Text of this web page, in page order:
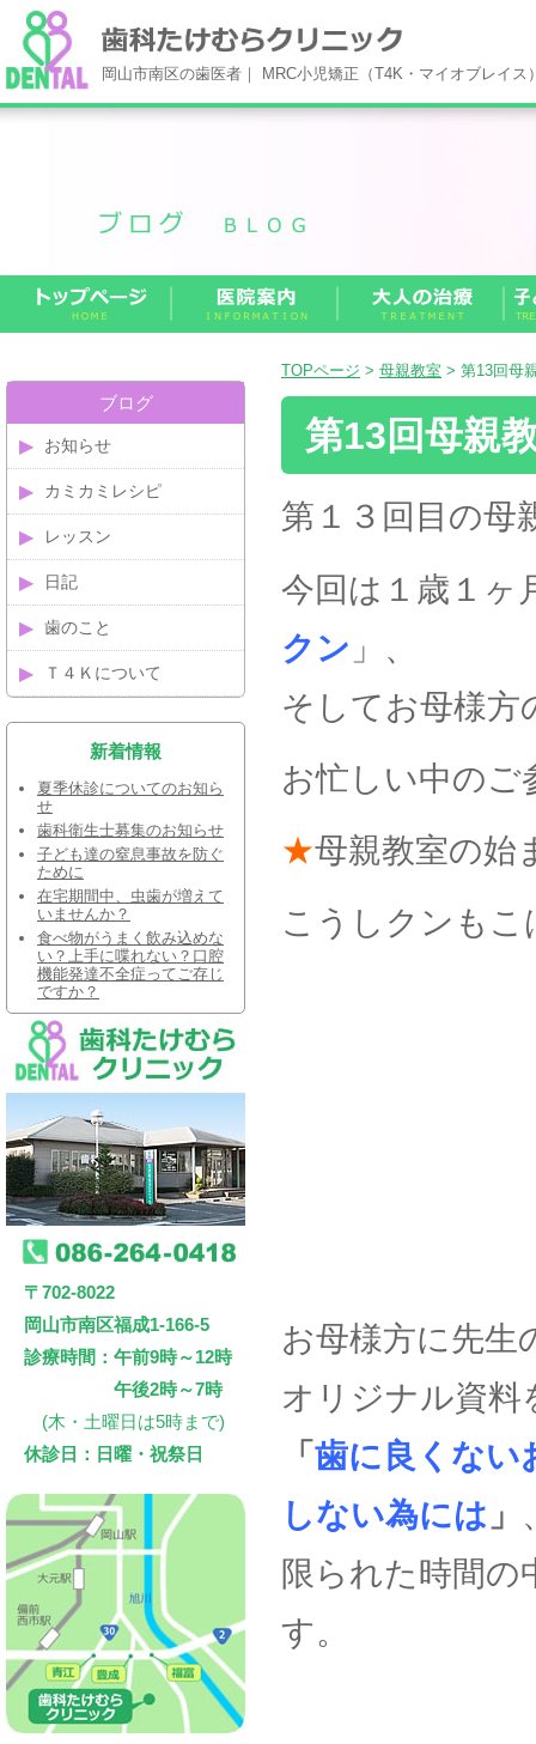
岡山市南区の歯医者｜ MRC小児矯正（T4K・マイオブレイ
TOPページ > 母親教室 > 第13回母
第13回母親
第１３回目の母
今回は１歳１ヶ
クン 」、
そしてお母様方
お忙しい中の
★母親教室の始
こうしクンも
お母様方に先生
オリジナル資料
「 歯に良くない
しない為には 」
限られた時間の
す。
ブログ
お知らせ
カミカミレシピ
レッスン
日記
歯のこと
Ｔ４Ｋについて
新着情報
夏季休診についてのお知ら
せ
歯科衛生士募集のお知らせ
子ども達の窒息事故を防ぐ
ために
在宅期間中、虫歯が増えて
いませんか？
食べ物がうまく飲み込めな
い？上手に喋れない？口腔
機能発達不全症ってご存じ
ですか？
〒702-8022
岡山市南区福成1-166-5
診療時間：午前9時～12時
午後2時～7時
(木・土曜日は5時まで)
休診日：日曜・祝祭日